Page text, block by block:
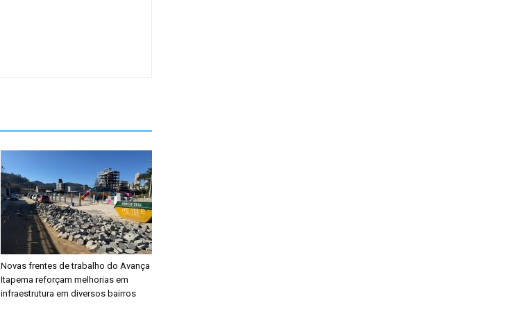
Novas frentes de trabalho do Avança
Itapema reforçam melhorias em
infraestrutura em diversos bairros